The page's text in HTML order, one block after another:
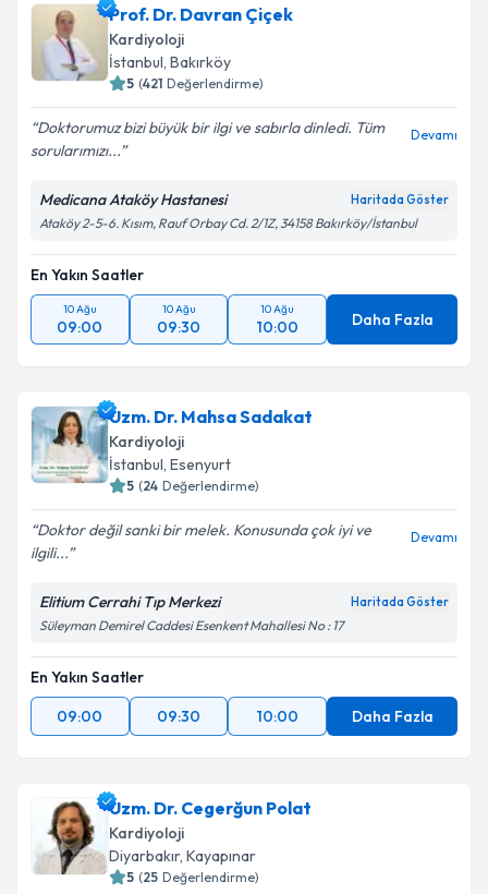
takvim hazırlandığında e-posta ile bilgilendireceğiz.
E-posta Adresiniz
kapsamda işlenmesini kabul ediyorum.
Prof. Dr. Davran Çiçek
Kardiyoloji
İstanbul, Bakırköy
5 (421 Değerlendirme)
Doktorumuz bizi büyük bir ilgi ve sabırla dinledi. Tüm
sorularımızı...
Devamı
Medicana Ataköy Hastanesi Haritada Göster
Ataköy 2-5-6. Kısım, Rauf Orbay Cd. 2/1Z, 34158 Bakırköy/İstanbul
En Yakın Saatler
10 Ağu
09:00
10 Ağu
09:30
10 Ağu
10:00 Daha Fazla
Uzm. Dr. Mahsa Sadakat
Kardiyoloji
İstanbul, Esenyurt
5 (24 Değerlendirme)
Doktor değil sanki bir melek. Konusunda çok iyi ve
ilgili...
Devamı
Elitium Cerrahi Tıp Merkezi Haritada Göster
Süleyman Demirel Caddesi Esenkent Mahallesi No : 17
En Yakın Saatler
09:00
09:30 10:00 Daha Fazla
Uzm. Dr. Cegerğun Polat
Kardiyoloji
Diyarbakır, Kayapınar
5 (25 Değerlendirme)